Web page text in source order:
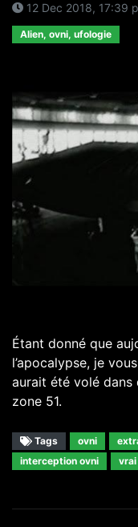
12 Dec 2018, 17:39
Alien, ovni, ufologie
Étant donné que
l’apocalypse, je
aurait été volé dans
zone 51.
Tags ovni
interception ovni
vrai